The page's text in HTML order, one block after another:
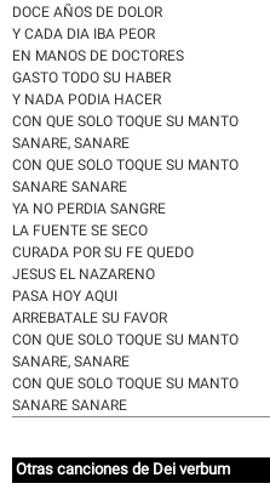
DOCE AÑOS DE DOLOR
Y CADA DIA IBA PEOR
EN MANOS DE DOCTORES
GASTO TODO SU HABER
Y NADA PODIA HACER
CON QUE SOLO TOQUE SU MANTO
SANARE, SANARE
CON QUE SOLO TOQUE SU MANTO
SANARE SANARE
YA NO PERDIA SANGRE
LA FUENTE SE SECO
CURADA POR SU FE QUEDO
JESUS EL NAZARENO
PASA HOY AQUI
ARREBATALE SU FAVOR
CON QUE SOLO TOQUE SU MANTO
SANARE, SANARE
CON QUE SOLO TOQUE SU MANTO
SANARE SANARE
Otras canciones de Dei verbum